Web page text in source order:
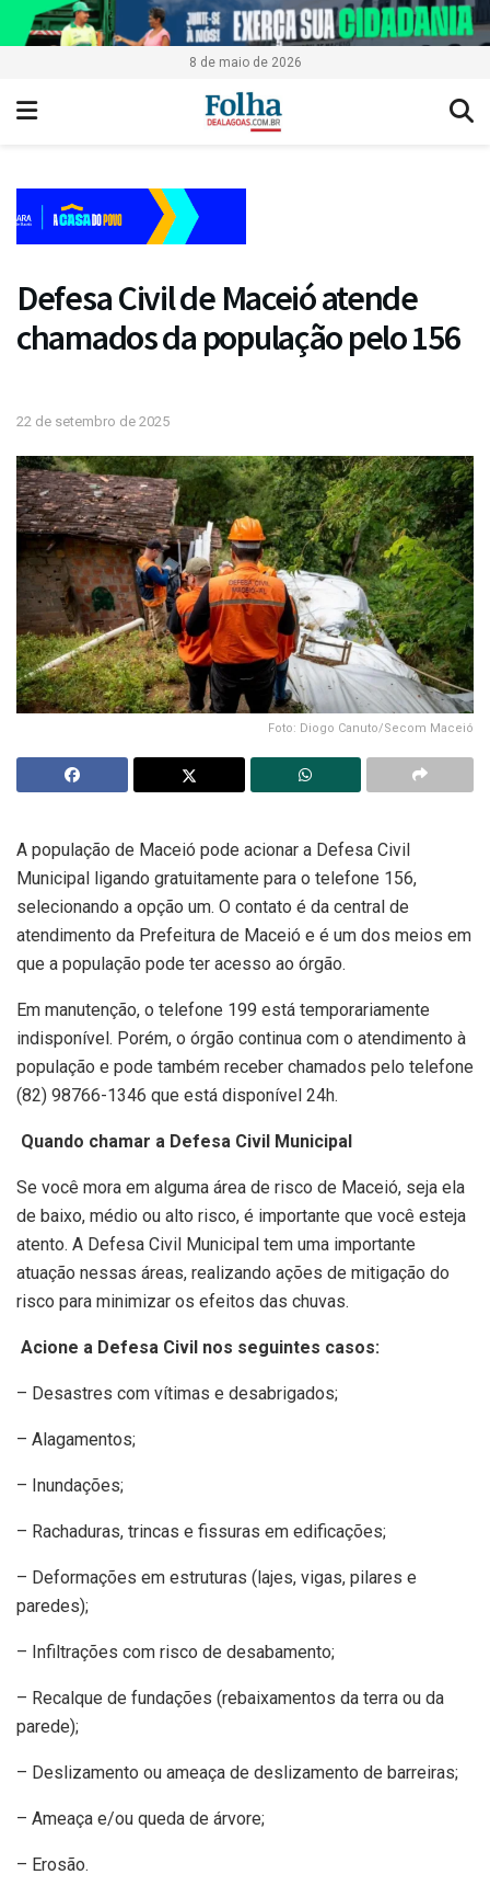
8 de maio de 2026
Defesa Civil de Maceió atende
chamados da população pelo 156
22 de setembro de 2025
Foto: Diogo Canuto/Secom Maceió
A população de Maceió pode acionar a Defesa Civil
Municipal ligando gratuitamente para o telefone 156,
selecionando a opção um. O contato é da central de
atendimento da Prefeitura de Maceió e é um dos meios em
que a população pode ter acesso ao órgão.
Em manutenção, o telefone 199 está temporariamente
indisponível. Porém, o órgão continua com o atendimento à
população e pode também receber chamados pelo telefone
(82) 98766-1346 que está disponível 24h.
Quando chamar a Defesa Civil Municipal
Se você mora em alguma área de risco de Maceió, seja ela
de baixo, médio ou alto risco, é importante que você esteja
atento. A Defesa Civil Municipal tem uma importante
atuação nessas áreas, realizando ações de mitigação do
risco para minimizar os efeitos das chuvas.
Acione a Defesa Civil nos seguintes casos:
– Desastres com vítimas e desabrigados;
– Alagamentos;
– Inundações;
– Rachaduras, trincas e fissuras em edificações;
– Deformações em estruturas (lajes, vigas, pilares e
paredes);
– Infiltrações com risco de desabamento;
– Recalque de fundações (rebaixamentos da terra ou da
parede);
– Deslizamento ou ameaça de deslizamento de barreiras;
– Ameaça e/ou queda de árvore;
– Erosão.